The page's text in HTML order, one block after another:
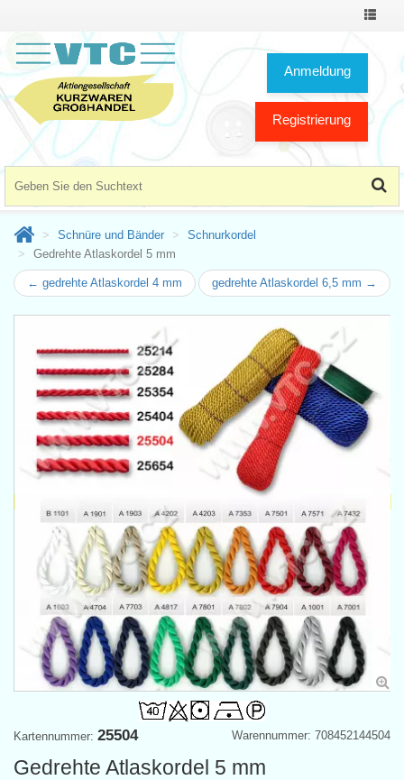
Toggle
Anmeldung
Registrierung
Schnüre und Bänder
Schnurkordel
Gedrehte Atlaskordel 5 mm
← gedrehte Atlaskordel 4 mm gedrehte Atlaskordel 6,5 mm →
Warennummer: 708452144504
Kartennummer: 25504
Gedrehte Atlaskordel 5 mm